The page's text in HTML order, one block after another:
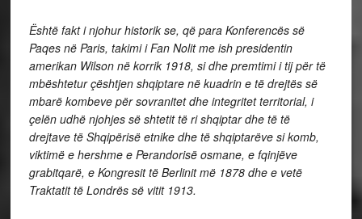
Është fakt i njohur historik se, që para Konferencës së
Paqes në Paris, takimi i Fan Nolit me ish presidentin
amerikan Wilson në korrik 1918, si dhe premtimi i tij për të
mbështetur çështjen shqiptare në kuadrin e të drejtës së
mbarë kombeve për sovranitet dhe integritet territorial, i
çelën udhë njohjes së shtetit të ri shqiptar dhe të të
drejtave të Shqipërisë etnike dhe të shqiptarëve si komb,
viktimë e hershme e Perandorisë osmane, e fqinjëve
grabitqarë, e Kongresit të Berlinit më 1878 dhe e vetë
Traktatit të Londrës së vitit 1913.